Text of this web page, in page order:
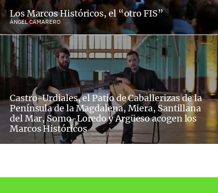
Los Marcos Históricos, el “otro FIS”
ÁNGEL CAMARERO
Castro-Urdiales, el Patio de Caballerizas de la
Península de la Magdalena, Miera, Santillana
del Mar, Somo-Loredo y Argüeso acogen los
Marcos Históricos